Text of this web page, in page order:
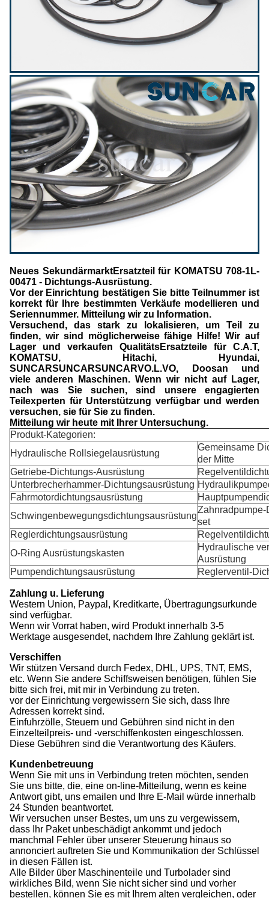
Neues SekundärmarktErsatzteil für KOMATSU 708-1L-
00471 - Dichtungs-Ausrüstung.
Vor der Einrichtung bestätigen Sie bitte Teilnummer ist
korrekt für Ihre bestimmten Verkäufe modellieren und
Seriennummer. Mitteilung wir zu Information.
Versuchend, das stark zu lokalisieren, um Teil zu
finden, wir sind möglicherweise fähige Hilfe! Wir auf
Lager und verkaufen QualitätsErsatzteile für C.A.T,
KOMATSU, Hitachi, Hyundai,
SUNCARSUNCARSUNCARVO.L.VO, Doosan und
viele anderen Maschinen. Wenn wir nicht auf Lager,
nach was Sie suchen, sind unsere engagierten
Teilexperten für Unterstützung verfügbar und werden
versuchen, sie für Sie zu finden.
Mitteilung wir heute mit Ihrer Untersuchung.
Produkt-Kategorien:
Hydraulische Rollsiegelausrüstung
Gemeinsame
der Mitte
Getriebe-Dichtungs-Ausrüstung
Unterbrecherhammer-Dichtungsausrüstung
Fahrmotordichtungsausrüstung
Schwingenbewegungsdichtungsausrüstung
Zahnradpumpe-
set
Reglerdichtungsausrüstung
O-Ring Ausrüstungskasten
Hydraulische
Ausrüstung
Pumpendichtungsausrüstung
Reglerventil-
Zahlung u. Lieferung
Western Union, Paypal, Kreditkarte, Übertragungsurkunde
sind verfügbar.
Wenn wir Vorrat haben, wird Produkt innerhalb 3-5
Werktage ausgesendet, nachdem Ihre Zahlung geklärt ist.
Verschiffen
Wir stützen Versand durch Fedex, DHL, UPS, TNT, EMS,
etc. Wenn Sie andere Schiffsweisen benötigen, fühlen Sie
bitte sich frei, mit mir in Verbindung zu treten.
vor der Einrichtung vergewissern Sie sich, dass Ihre
Adressen korrekt sind.
Einfuhrzölle, Steuern und Gebühren sind nicht in den
Einzelteilpreis- und -verschiffenkosten eingeschlossen.
Diese Gebühren sind die Verantwortung des Käufers.
Kundenbetreuung
Wenn Sie mit uns in Verbindung treten möchten, senden
Sie uns bitte, die, eine on-line-Mitteilung, wenn es keine
Antwort gibt, uns emailen und Ihre E-Mail würde innerhalb
24 Stunden beantwortet.
Wir versuchen unser Bestes, um uns zu vergewissern,
dass Ihr Paket unbeschädigt ankommt und jedoch
manchmal Fehler über unserer Steuerung hinaus so
annonciert auftreten Sie und Kommunikation der Schlüssel
in diesen Fällen ist.
Alle Bilder über Maschinenteile und Turbolader sind
wirkliches Bild, wenn Sie nicht sicher sind und vorher
bestellen, können Sie es mit Ihrem alten vergleichen, oder